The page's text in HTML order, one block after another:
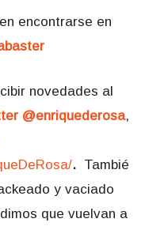
encontrarse en
novedades al
@enriquederosa,
. Tambié
y vaciado
que vuelvan a